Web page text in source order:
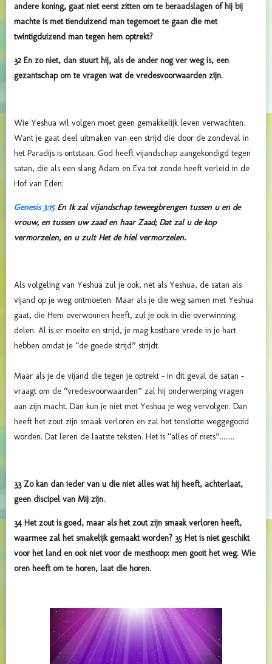
andere koning, gaat niet eerst zitten om te beraadslagen of hij bij
machte is met tienduizend man tegemoet te gaan die met
twintigduizend man tegen hem optrekt?
32 En zo niet, dan stuurt hij, als de ander nog ver weg is, een
gezantschap om te vragen wat de vredesvoorwaarden zijn.
Wie Yeshua wil volgen moet geen gemakkelijk leven verwachten.
Want je gaat deel uitmaken van een strijd die door de zondeval in
het Paradijs is ontstaan. God heeft vijandschap aangekondigd tegen
satan, die als een slang Adam en Eva tot zonde heeft verleid in de
Hof van Eden:
Genesis 3:15 En Ik zal vijandschap teweegbrengen tussen u en de
vrouw, en tussen uw zaad en haar Zaad; Dat zal u de kop
vermorzelen, en u zult Het de hiel vermorzelen.
Als volgeling van Yeshua zul je ook, net als Yeshua, de satan als
vijand op je weg ontmoeten. Maar als je die weg samen met Yeshua
gaat, die Hem overwonnen heeft, zul je ook in die overwinning
delen. Al is er moeite en strijd, je mag kostbare vrede in je hart
hebben omdat je “de goede strijd” strijdt.
Maar als je de vijand die tegen je optrekt – in dit geval de satan –
vraagt om de “vredesvoorwaarden” zal hij onderwerping vragen
aan zijn macht. Dan kun je niet met Yeshua je weg vervolgen. Dan
heeft het zout zijn smaak verloren en zal het tenslotte weggegooid
worden. Dat leren de laatste teksten. Het is “alles of niets”........
33 Zo kan dan ieder van u die niet alles wat hij heeft, achterlaat,
geen discipel van Mij zijn.
34 Het zout is goed, maar als het zout zijn smaak verloren heeft,
waarmee zal het smakelijk gemaakt worden? 35 Het is niet geschikt
voor het land en ook niet voor de mesthoop: men gooit het weg. Wie
oren heeft om te horen, laat die horen.